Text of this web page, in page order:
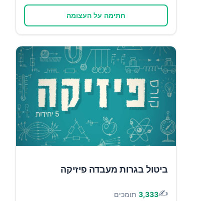
חתימה על העצומה
ביטול בגרות מעבדה פיזיקה
✍️
3,333 תומכים